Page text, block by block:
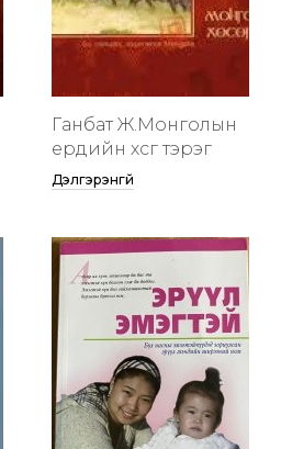
Ганбат Ж.Монголын
ердийн хөсөг тэрэг
Дэлгэрэнгүй